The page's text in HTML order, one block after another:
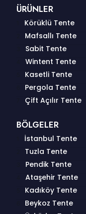
ÜRÜNLER
Körüklü Tente
Mafsallı Tente
Sabit Tente
Wintent Tente
Kasetli Tente
Pergola Tente
Çift Açılır Tente
BÖLGELER
İstanbul Tente
Tuzla Tente
Pendik Tente
Ataşehir Tente
Kadıköy Tente
Beykoz Tente